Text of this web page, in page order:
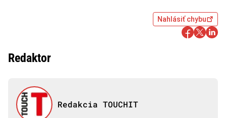
Nahlásiť chybu
Redaktor
Redakcia TOUCHIT